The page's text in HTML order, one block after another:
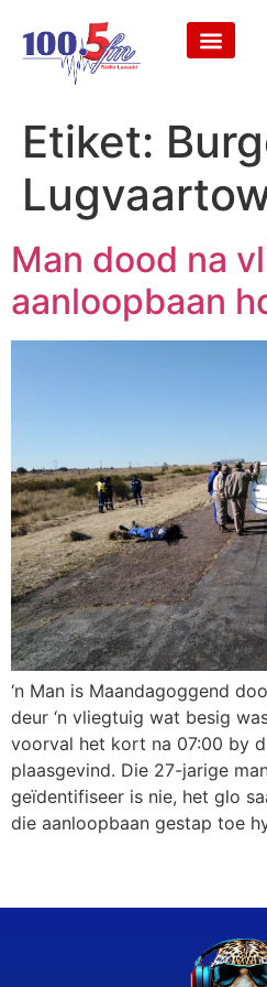
Etiket:
Man dood na
aanloopbaan
‘n Man is Maandagoggend
deur ‘n vliegtuig wat besig
voorval het kort na 07:00 by
plaasgevind. Die 27-jarige
geïdentifiseer is nie, het glo
die aanloopbaan gestap toe